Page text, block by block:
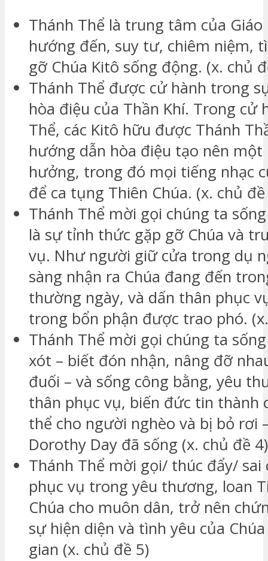
Thánh Thể là trung tâm của
hướng đến, suy tư, chiêm niệm,
gỡ Chúa Kitô sống động. (x. chủ
Thánh Thể được cử hành trong
hòa điệu của Thần Khí. Trong cử
Thể, các Kitô hữu được Thánh
hướng dẫn hòa điệu tạo nên một
hưởng, trong đó mọi tiếng nhạc
để ca tụng Thiên Chúa. (x. chủ
Thánh Thể mời gọi chúng ta
là sự tỉnh thức gặp gỡ Chúa và
vụ. Như người giữ cửa trong dụ
sàng nhận ra Chúa đang đến
thường ngày, và dấn thân phục
trong bổn phận được trao phó.
Thánh Thể mời gọi chúng ta
xót – biết đón nhận, nâng đỡ
đuối – và sống công bằng, yêu
thân phục vụ, biến đức tin thành
thể cho người nghèo và bị bỏ rơi
Dorothy Day đã sống (x. chủ đề 4)
Thánh Thể mời gọi/ thúc đẩy/ sai
phục vụ trong yêu thương, loan
Chúa cho muôn dân, trở nên
sự hiện diện và tình yêu của
gian (x. chủ đề 5)